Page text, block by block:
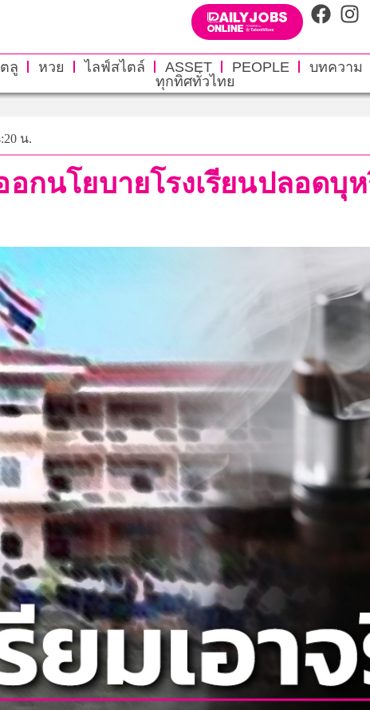
ลู หวย ไลฟ์สไตล์ ASSET PEOPLE
บทความ
ทุกทิศทั่วไทย
น.
อกนโยบายโรงเรียนปลอดบุ